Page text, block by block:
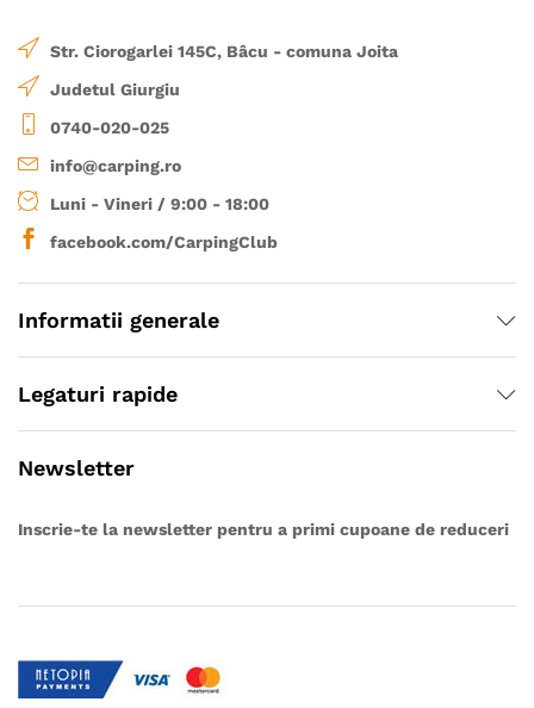
Str. Ciorogarlei 145C, Bâcu - comuna Joita
Judetul Giurgiu
0740-020-025
info@carping.ro
Luni - Vineri / 9:00 - 18:00
facebook.com/CarpingClub
Informatii generale
Legaturi rapide
Newsletter
Inscrie-te la newsletter pentru a primi cupoane de reduceri